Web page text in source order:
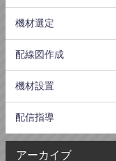
機材選定
配線図作成
機材設置
配信指導
アーカイブ